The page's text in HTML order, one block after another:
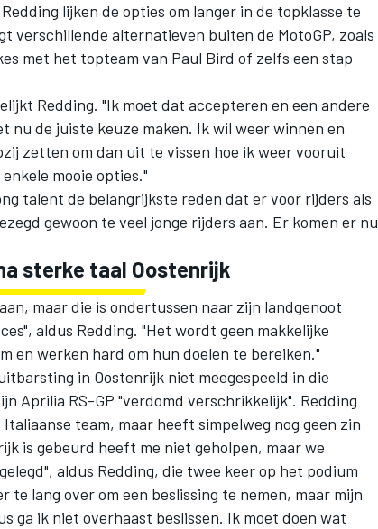
lijken de opties om langer in de topklasse te
verschillende alternatieven buiten de MotoGP, zoals
met het topteam van Paul Bird of zelfs een stap
Redding. "Ik moet dat accepteren en een andere
nu de juiste keuze maken. Ik wil weer winnen en
zetten om dan uit te vissen hoe ik weer vooruit
mooie opties."
talent de belangrijkste reden dat er voor rijders als
gewoon te veel jonge rijders aan. Er komen er nu
sterke taal Oostenrijk
maar die is ondertussen naar zijn landgenoot
aldus Redding. "Het wordt geen makkelijke
en werken hard om hun doelen te bereiken."
in Oostenrijk niet meegespeeld in die
Aprilia RS-GP "verdomd verschrikkelijk". Redding
team, maar heeft simpelweg nog geen zin
is gebeurd heeft me niet geholpen, maar we
aldus Redding, die twee keer op het podium
te lang over om een beslissing te nemen, maar mijn
ga ik niet overhaast beslissen. Ik moet doen wat